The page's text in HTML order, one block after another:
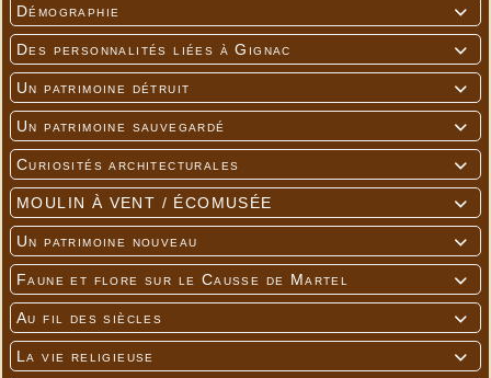

Démographie

Des personnalités liées à Gignac

Un patrimoine détruit

Un patrimoine sauvegardé

Curiosités architecturales

MOULIN À VENT / ÉCOMUSÉE

Un patrimoine nouveau

Faune et flore sur le Causse de Martel

Au fil des siècles

La vie religieuse